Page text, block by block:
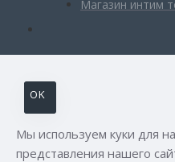
Магазин интим
OK
Мы используем куки для
представления нашего